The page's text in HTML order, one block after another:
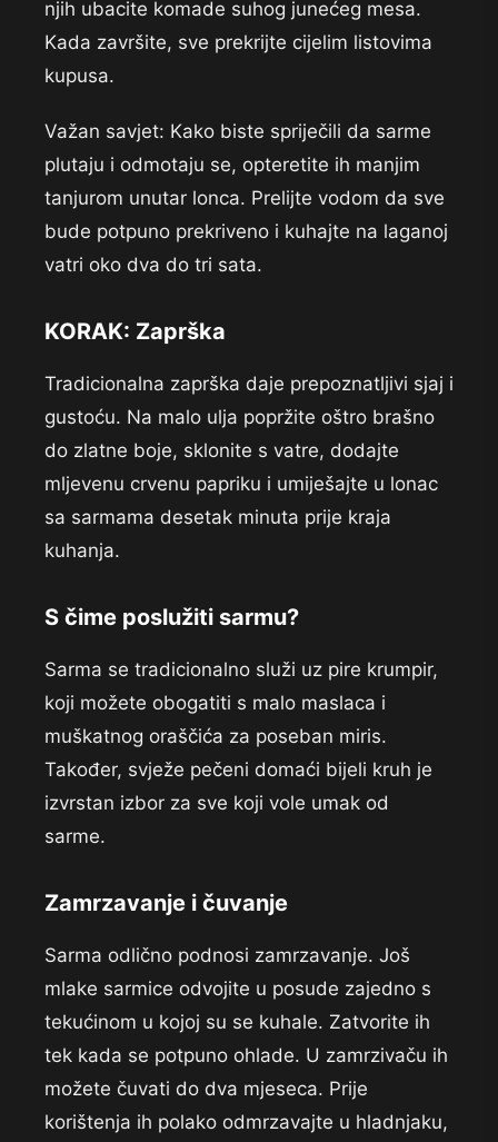
njih ubacite komade suhog junećeg mesa.
Kada završite, sve prekrijte cijelim listovima
kupusa.
Važan savjet: Kako biste spriječili da sarme
plutaju i odmotaju se, opteretite ih manjim
tanjurom unutar lonca. Prelijte vodom da sve
bude potpuno prekriveno i kuhajte na laganoj
vatri oko dva do tri sata.
KORAK: Zaprška
Tradicionalna zaprška daje prepoznatljivi sjaj i
gustoću. Na malo ulja popržite oštro brašno
do zlatne boje, sklonite s vatre, dodajte
mljevenu crvenu papriku i umiješajte u lonac
sa sarmama desetak minuta prije kraja
kuhanja.
S čime poslužiti sarmu?
Sarma se tradicionalno služi uz pire krumpir,
koji možete obogatiti s malo maslaca i
muškatnog oraščića za poseban miris.
Također, svježe pečeni domaći bijeli kruh je
izvrstan izbor za sve koji vole umak od
sarme.
Zamrzavanje i čuvanje
Sarma odlično podnosi zamrzavanje. Još
mlake sarmice odvojite u posude zajedno s
tekućinom u kojoj su se kuhale. Zatvorite ih
tek kada se potpuno ohlade. U zamrzivaču ih
možete čuvati do dva mjeseca. Prije
korištenja ih polako odmrzavajte u hladnjaku,